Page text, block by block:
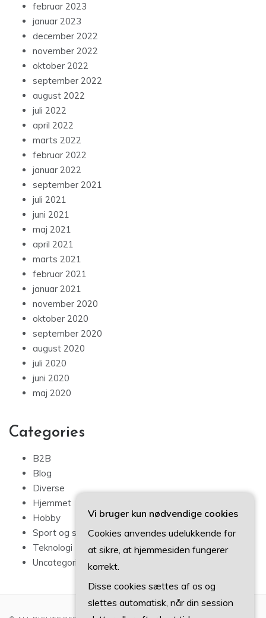
februar 2023
januar 2023
december 2022
november 2022
oktober 2022
september 2022
august 2022
juli 2022
april 2022
marts 2022
februar 2022
januar 2022
september 2021
juli 2021
juni 2021
maj 2021
april 2021
marts 2021
februar 2021
januar 2021
november 2020
oktober 2020
september 2020
august 2020
juli 2020
juni 2020
maj 2020
Categories
B2B
Blog
Diverse
Hjemmet
Hobby
Sport og sundhed
Teknologi
Uncategorized
Vi bruger kun nødvendige cookies
Cookies anvendes udelukkende for
at sikre, at hjemmesiden fungerer
korrekt.
Disse cookies sættes af os og
slettes automatisk, når din session